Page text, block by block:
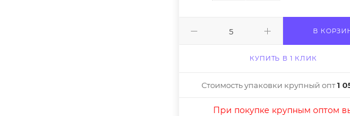
В
КУПИТЬ В 1 КЛИК
Стоимость упаковки крупный опт1
При покупке крупным оптом